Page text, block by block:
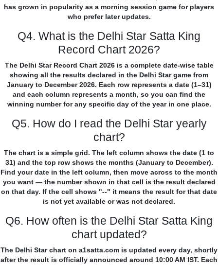
has grown in popularity as a morning session game for players
who prefer later updates.
Q4. What is the Delhi Star Satta King
Record Chart 2026?
The Delhi Star Record Chart 2026 is a complete date-wise table
showing all the results declared in the Delhi Star game from
January to December 2026. Each row represents a date (1–31)
and each column represents a month, so you can find the
winning number for any specific day of the year in one place.
Q5. How do I read the Delhi Star yearly
chart?
The chart is a simple grid. The left column shows the date (1 to
31) and the top row shows the months (January to December).
Find your date in the left column, then move across to the month
you want — the number shown in that cell is the result declared
on that day. If the cell shows "--" it means the result for that date
is not yet available or was not declared.
Q6. How often is the Delhi Star Satta King
chart updated?
The Delhi Star chart on a1satta.com is updated every day, shortly
after the result is officially announced around 10:00 AM IST. Each